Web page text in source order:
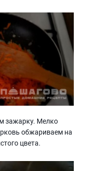
зажарку. Мелко
обжариваем на
цвета.